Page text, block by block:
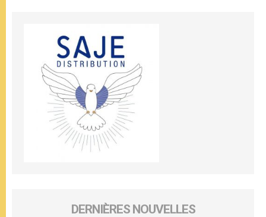
DERNIÈRES NOUVELLES